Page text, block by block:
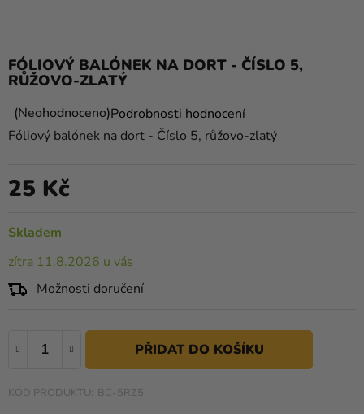
Dárky
merch
Kreativní
potřeby
Personalizované
produkty
Témata
Novinky
FÓLIOVÝ BALÓNEK NA DORT - ČÍSLO 5,
RŮŽOVO-ZLATÝ
Průměrné
hodnocení
0,0
5
NeohodnocenoPodrobnosti hodnocení
Fóliový balónek na dort - Číslo 5, růžovo-zlatý
Skladem
zítra 11.8.2026 u vás
Možnosti doručení
25 Kč
BC-5RZ5